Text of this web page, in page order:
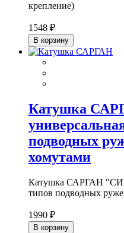
крепление)
1548 ₽
В корзину
Катушка
подводных
хомутами
Катушка САРГАН
типов подводных
1990 ₽
В корзину